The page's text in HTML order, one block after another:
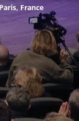
France